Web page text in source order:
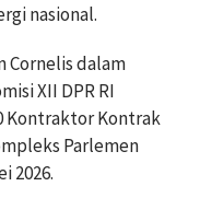
nasional.
Cornelis dalam
XII DPR RI
Kontraktor Kontrak
Parlemen
2026.